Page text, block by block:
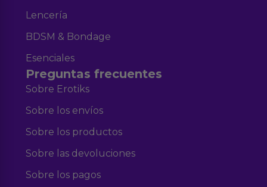
Lencería
BDSM & Bondage
Esenciales
Preguntas frecuentes
Sobre Erotiks
Sobre los envíos
Sobre los productos
Sobre las devoluciones
Sobre los pagos